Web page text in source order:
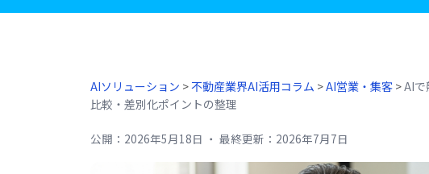
AIソリューション >不動産業界AI活用コラム >AI営業・集客 >AIで
比較・差別化ポイントの整理
公開： 2026年5月18日 ・ 最終更新： 2026年7月7日